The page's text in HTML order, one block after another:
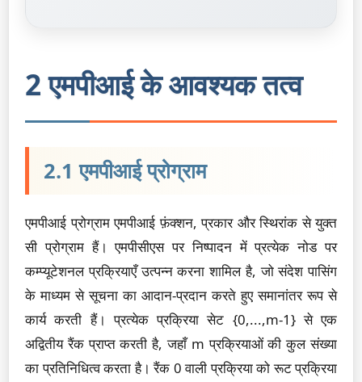
2 एमपीआई के आवश्यक तत्व
2.1 एमपीआई प्रोग्राम
एमपीआई प्रोग्राम एमपीआई फ़ंक्शन, प्रकार और स्थिरांक से युक्त
सी प्रोग्राम हैं। एमपीसीएस पर निष्पादन में प्रत्येक नोड पर
कम्प्यूटेशनल प्रक्रियाएँ उत्पन्न करना शामिल है, जो संदेश पासिंग
के माध्यम से सूचना का आदान-प्रदान करते हुए समानांतर रूप से
कार्य करती हैं। प्रत्येक प्रक्रिया सेट {0,...,m-1} से एक
अद्वितीय रैंक प्राप्त करती है, जहाँ m प्रक्रियाओं की कुल संख्या
का प्रतिनिधित्व करता है। रैंक 0 वाली प्रक्रिया को रूट प्रक्रिया